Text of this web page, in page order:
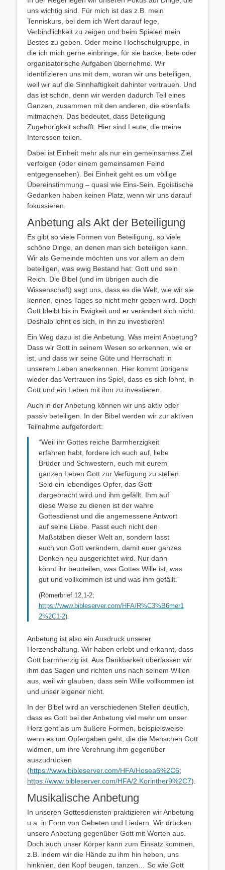
uns wichtig sind. Für mich ist das z.B. mein
Tenniskurs, bei dem ich Wert darauf lege,
Verbindlichkeit zu zeigen und beim Spielen mein
Bestes zu geben. Oder meine Hochschulgruppe, in
die ich mich gerne einbringe, für sie backe, bete oder
organisatorische Aufgaben übernehme. Wir
identifizieren uns mit dem, woran wir uns beteiligen,
weil wir auf die Sinnhaftigkeit dahinter vertrauen. Und
das ist schön, denn wir werden dadurch Teil eines
Ganzen, zusammen mit den anderen, die ebenfalls
mitmachen. Das bedeutet, dass Beteiligung
Zugehörigkeit schafft: Hier sind Leute, die meine
Interessen teilen.
Dabei ist Einheit mehr als nur ein gemeinsames Ziel
verfolgen (oder einem gemeinsamen Feind
entgegensehen). Bei Einheit geht es um völlige
Übereinstimmung – quasi wie Eins-Sein. Egoistische
Gedanken haben keinen Platz, wenn wir uns darauf
fokussieren.
Anbetung als Akt der Beteiligung
Es gibt so viele Formen von Beteiligung, so viele
schöne Dinge, an denen man sich beteiligen kann.
Wir als Gemeinde möchten uns vor allem an dem
beteiligen, was ewig Bestand hat: Gott und sein
Reich. Die Bibel (und im übrigen auch die
Wissenschaft) sagt uns, dass es die Welt, wie wir sie
kennen, eines Tages so nicht mehr geben wird. Doch
Gott bleibt bis in Ewigkeit und er verändert sich nicht.
Deshalb lohnt es sich, in ihn zu investieren!
Ein Weg dazu ist die Anbetung. Was meint Anbetung?
Dass wir Gott in seinem Wesen so erkennen, wie er
ist, und dass wir seine Güte und Herrschaft in
unserem Leben anerkennen. Hier kommt übrigens
wieder das Vertrauen ins Spiel, dass es sich lohnt, in
Gott und ein Leben mit ihm zu investieren.
Auch in der Anbetung können wir uns aktiv oder
passiv beteiligen. In der Bibel werden wir zur aktiven
Teilnahme aufgefordert:
“Weil ihr Gottes reiche Barmherzigkeit
erfahren habt, fordere ich euch auf, liebe
Brüder und Schwestern, euch mit eurem
ganzen Leben Gott zur Verfügung zu stellen.
Seid ein lebendiges Opfer, das Gott
dargebracht wird und ihm gefällt. Ihm auf
diese Weise zu dienen ist der wahre
Gottesdienst und die angemessene Antwort
auf seine Liebe. Passt euch nicht den
Maßstäben dieser Welt an, sondern lasst
euch von Gott verändern, damit euer ganzes
Denken neu ausgerichtet wird. Nur dann
könnt ihr beurteilen, was Gottes Wille ist, was
gut und vollkommen ist und was ihm gefällt.”
(Römerbrief 12,1-2;
https://www.bibleserver.com/HFA/R%C3%B6mer1
2%2C1-2).
Anbetung ist also ein Ausdruck unserer
Herzenshaltung. Wir haben erlebt und erkannt, dass
Gott barmherzig ist. Aus Dankbarkeit überlassen wir
ihm das Sagen und richten uns nach seinem Willen
aus, weil wir glauben, dass sein Wille vollkommen ist
und unser eigener nicht.
In der Bibel wird an verschiedenen Stellen deutlich,
dass es Gott bei der Anbetung viel mehr um unser
Herz geht als um äußere Formen, beispielsweise
wenn es um Opfergaben geht, die die Menschen Gott
widmen, um ihre Verehrung ihm gegenüber
auszudrücken
(https://www.bibleserver.com/HFA/Hosea6%2C6;
https://www.bibleserver.com/HFA/2.Korinther9%2C7).
Musikalische Anbetung
In unseren Gottesdiensten praktizieren wir Anbetung
u.a. in Form von Gebeten und Liedern. Wir drücken
unsere Anbetung gegenüber Gott mit Worten aus.
Doch auch unser Körper kann zum Einsatz kommen,
z.B. indem wir die Hände zu ihm hin heben, uns
hinknien, den Kopf beugen, tanzen… So wie Gott